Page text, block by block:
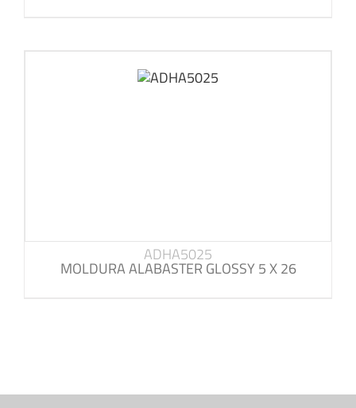
ADHA5025
MOLDURA ALABASTER GLOSSY 5 X 26